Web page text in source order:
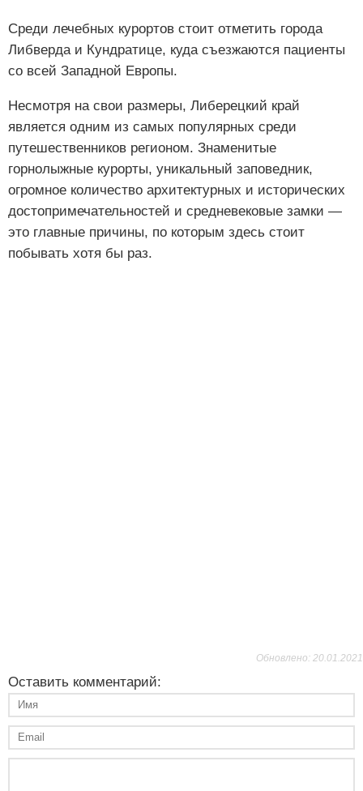
Среди лечебных курортов стоит отметить города
Либверда и Кундратице, куда съезжаются пациенты
со всей Западной Европы.
Несмотря на свои размеры, Либерецкий край
является одним из самых популярных среди
путешественников регионом. Знаменитые
горнолыжные курорты, уникальный заповедник,
огромное количество архитектурных и исторических
достопримечательностей и средневековые замки —
это главные причины, по которым здесь стоит
побывать хотя бы раз.
Обновлено: 20.01.2021
Оставить комментарий: